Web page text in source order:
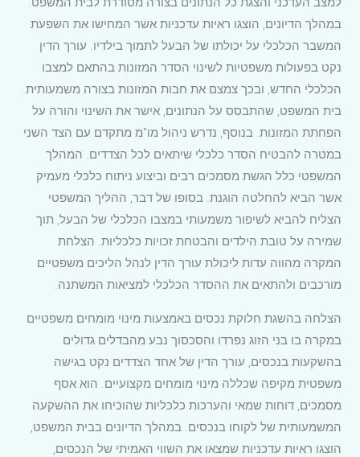
במהלך הדיונים, הוצגו ראיות עדכניות אשר המחישו את השפעת
המשבר הכלכלי על יכולתו של הבעל לתמוך בילדיו. עורך הדין
נקט בפעולות משפטיות לשינוי הסדר המזונות בהתאם למצבו
הכלכלי החדש, ובכך צמצם את חבות המזונות בצורה משמעותית.
בית המשפט, שהתבסס על הנתונים, אישר את השינוי והורה על
הפחתת המזונות. בנוסף, נדרש ניהול מו"מ מתקדם עם הצד השני
במטרה להבטיח הסדר כלכלי שיתאים לכל הצדדים. המהלך
המשפטי כלל הגשת מסמכים רבים וביצוע ניתוח כלכלי מעמיק
אשר הביא להחלטה הוגנת. בסופו של דבר, ההליך המשפטי
הצליח להביא לשיפור משמעותי במצבו הכלכלי של הבעל, תוך
שמירה על טובת הילדים והבטחת זכויות כלכליות. הצלחת
המקרה מהווה עדות ליכולת עורך הדין לנהל הליכים משפטיים
מורכבים ולהתאים את ההסדר הכלכלי למציאות המשתנה.
הצלחה בהשגת חלוקת נכסים באמצעות מינוי מומחים משפטיים
במקרה בו בני הזוג נפרדו והסכסוך נבע מהבדלים גדולים
בהשקעות בנכסים, עורך הדין של אחד הצדדים נקט בגישה
משפטית מקיפה שכללה מינוי מומחים מקצועיים. הוא אסף
מסמכים, דוחות שמאי והערכות כלכליות שהוכיחו את ההשקעה
המשמעותית של לקוחו בנכסים. במהלך הדיונים בבית המשפט,
הוצגו ראיות עדכניות שמצאו את השווי האמיתי של הנכסים,